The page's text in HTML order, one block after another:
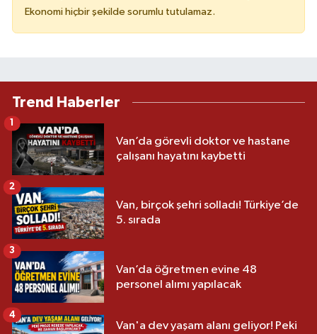
Ekonomi hiçbir şekilde sorumlu tutulamaz.
Trend Haberler
Van’da görevli doktor ve hastane
çalışanı hayatını kaybetti
1
Van, birçok şehri solladı! Türkiye’de
5. sırada
2
Van’da öğretmen evine 48
personel alımı yapılacak
3
Van'a dev yaşam alanı geliyor! Peki
4